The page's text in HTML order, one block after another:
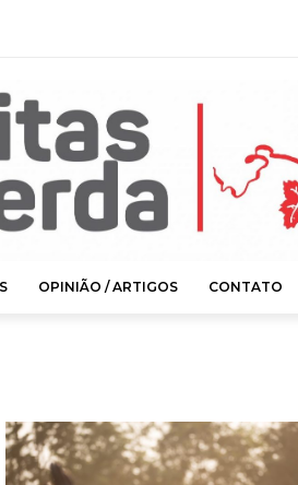
OPINIÃO / ARTIGOS CONTATO